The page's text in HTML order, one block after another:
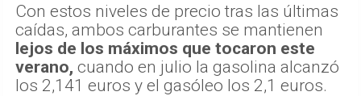
Con estos niveles de precio tras las últimas
caídas, ambos carburantes se mantienen
lejos de los máximos que tocaron este
verano, cuando en julio la gasolina alcanzó
los 2,141 euros y el gasóleo los 2,1 euros.